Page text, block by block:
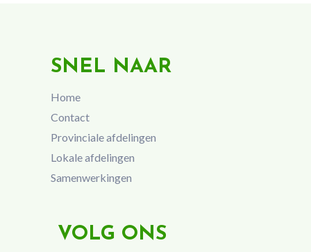
SNEL NAAR
Home
Contact
Provinciale afdelingen
Lokale afdelingen
Samenwerkingen
VOLG ONS